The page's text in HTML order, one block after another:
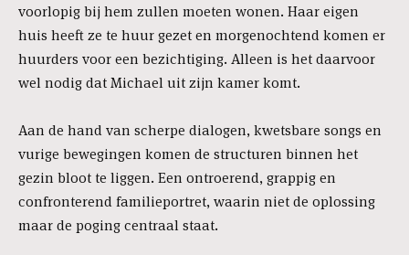
voorlopig bij hem zullen moeten wonen. Haar eigen
huis heeft ze te huur gezet en morgenochtend komen er
huurders voor een bezichtiging. Alleen is het daarvoor
wel nodig dat Michael uit zijn kamer komt.
Aan de hand van scherpe dialogen, kwetsbare songs en
vurige bewegingen komen de structuren binnen het
gezin bloot te liggen. Een ontroerend, grappig en
confronterend familieportret, waarin niet de oplossing
maar de poging centraal staat.